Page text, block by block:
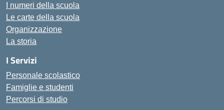
I numeri della scuola
Le carte della scuola
Organizzazione
La storia
I Servizi
Personale scolastico
Famiglie e studenti
Percorsi di studio